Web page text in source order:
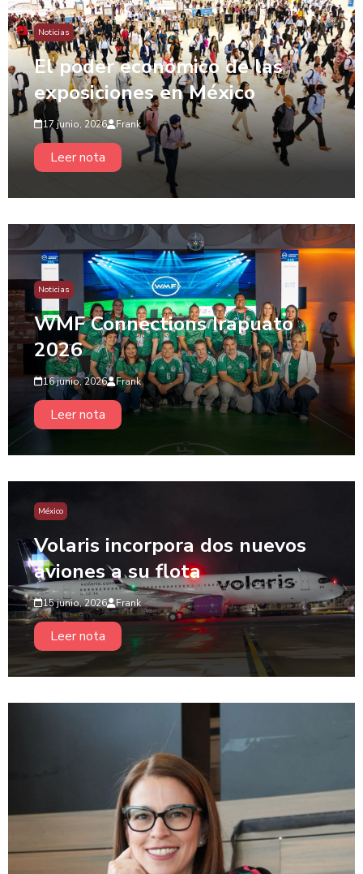
Noticias
El poder económico de las
exposiciones en México
17 junio, 2026 Frank
Leer nota
Noticias
WMF Connections Irapuato
2026
16 junio, 2026 Frank
Leer nota
México
Volaris incorpora dos nuevos
aviones a su flota
15 junio, 2026 Frank
Leer nota